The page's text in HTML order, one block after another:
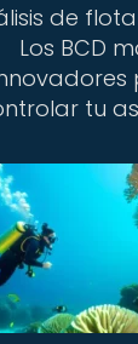
de
Los BCD
tu